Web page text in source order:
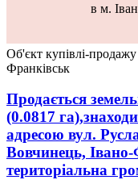
в м.
Об'єкт купівлі-
Франківськ
Продається
(0.0817
адресою вул.
Вовчинець,
територіальна